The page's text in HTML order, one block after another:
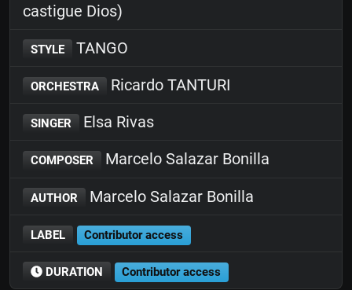
castigue Dios)
STYLE TANGO
ORCHESTRA Ricardo TANTURI
SINGER Elsa Rivas
COMPOSER Marcelo Salazar Bonilla
AUTHOR Marcelo Salazar Bonilla
LABEL Contributor access
DURATION Contributor access